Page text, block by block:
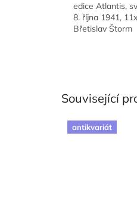
edice Atlantis,
8. října 1941,
Břetislav Štorm
Související
antikvariát